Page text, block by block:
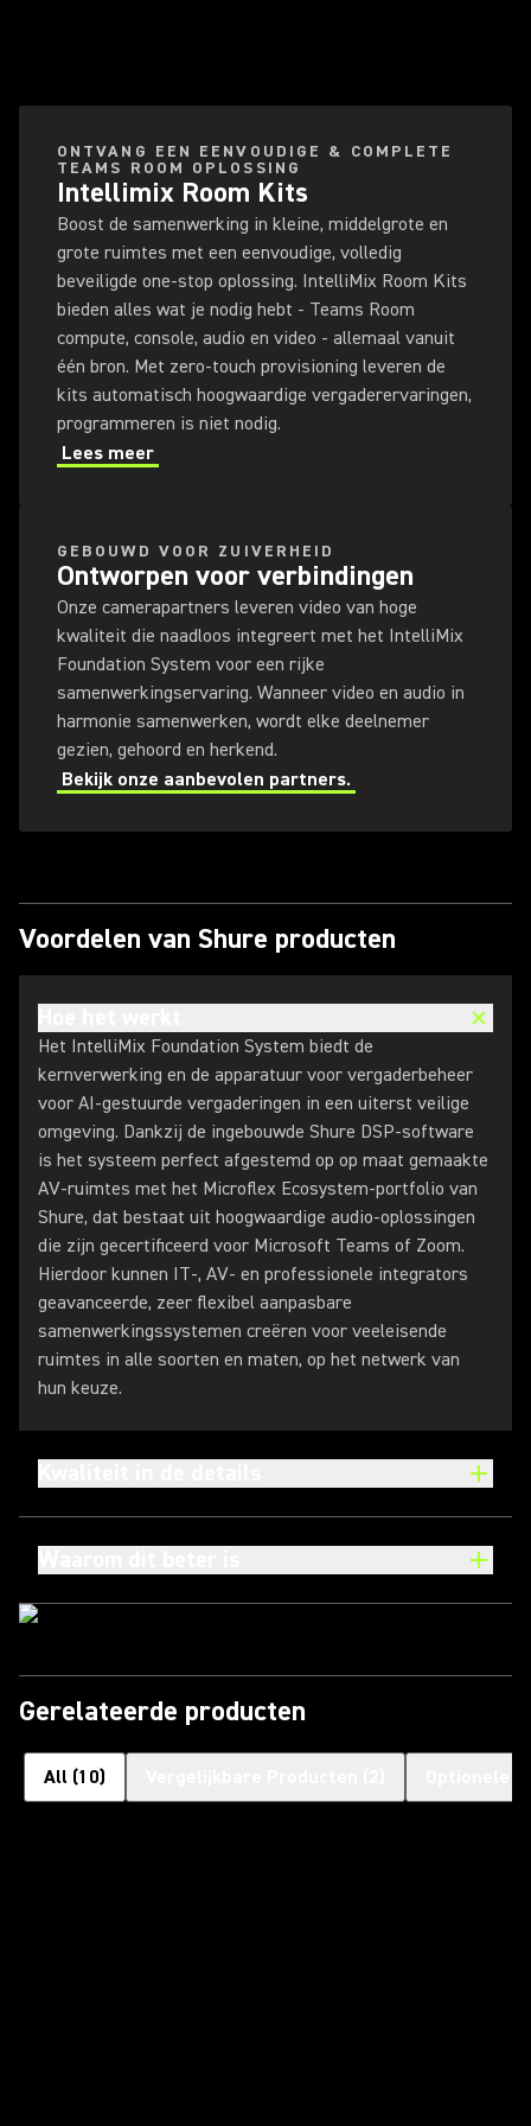
ONTVANG EEN EENVOUDIGE & COMPLETE
TEAMS ROOM OPLOSSING
Intellimix Room Kits
Boost de samenwerking in kleine, middelgrote en
grote ruimtes met een eenvoudige, volledig
beveiligde one-stop oplossing. IntelliMix Room Kits
bieden alles wat je nodig hebt - Teams Room
compute, console, audio en video - allemaal vanuit
één bron. Met zero-touch provisioning leveren de
kits automatisch hoogwaardige vergaderervaringen,
programmeren is niet nodig.
Lees meer
GEBOUWD VOOR ZUIVERHEID
Ontworpen voor verbindingen
Onze camerapartners leveren video van hoge
kwaliteit die naadloos integreert met het IntelliMix
Foundation System voor een rijke
samenwerkingservaring. Wanneer video en audio in
harmonie samenwerken, wordt elke deelnemer
gezien, gehoord en herkend.
Bekijk onze aanbevolen partners.
Voordelen van Shure producten
Het IntelliMix Foundation System biedt de
kernverwerking en de apparatuur voor vergaderbeheer
voor AI-gestuurde vergaderingen in een uiterst veilige
omgeving. Dankzij de ingebouwde Shure DSP-software
is het systeem perfect afgestemd op op maat gemaakte
AV-ruimtes met het Microflex Ecosystem-portfolio van
Shure, dat bestaat uit hoogwaardige audio-oplossingen
die zijn gecertificeerd voor Microsoft Teams of Zoom.
Hierdoor kunnen IT-, AV- en professionele integrators
geavanceerde, zeer flexibel aanpasbare
samenwerkingssystemen creëren voor veeleisende
ruimtes in alle soorten en maten, op het netwerk van
hun keuze.
Gerelateerde producten
All (10)